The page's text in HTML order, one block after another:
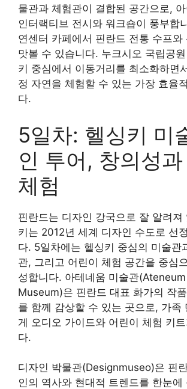
물관과 체험관이 결합된 공간으로,
인터랙티브 전시와 워크숍이 풍부합
연센터 카페에서 핀란드 전통 수프와
맛볼 수 있습니다. 누크시오 국립공
키 중심에서 이동거리를 최소화하면
정 자연을 체험할 수 있는 가장 효율
다.
5일차: 헬싱키 미
인 투어, 창의성
체험
핀란드는 디자인 강국으로 잘 알려져
키는 2012년 세계 디자인 수도로 선
다. 5일차에는 헬싱키 중심의 미술관
관, 그리고 어린이 체험 공간을 중심
성합니다. 아테네움 미술관
Museum)은 핀란드 대표 화가의 작
를 함께 감상할 수 있는 곳으로, 가족
게 오디오 가이드와 어린이 체험 키
다.
디자인 박물관(Designmuseo)은 핀
인의 역사와 현대적 트렌드를 한눈에